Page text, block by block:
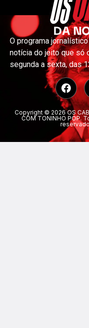
O programa
notícia do jeito que só
segunda a sexta, das
Copyright © 2026 OS
COM TONINHO POP.